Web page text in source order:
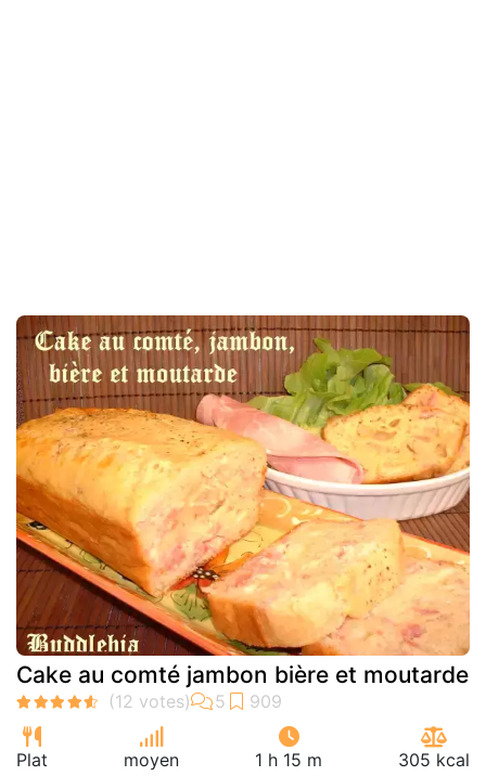
Cake au comté jambon bière et moutarde
Plat moyen 1 h 15 m 305 kcal